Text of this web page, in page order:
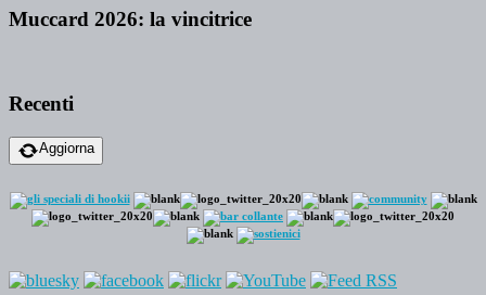
Muccard 2026: la vincitrice
Recenti
Aggiorna